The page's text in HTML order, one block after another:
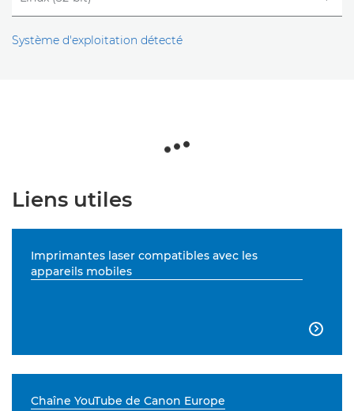
Système d'exploitation détecté
Liens utiles
Imprimantes laser compatibles avec les
appareils mobiles

Chaîne YouTube de Canon Europe